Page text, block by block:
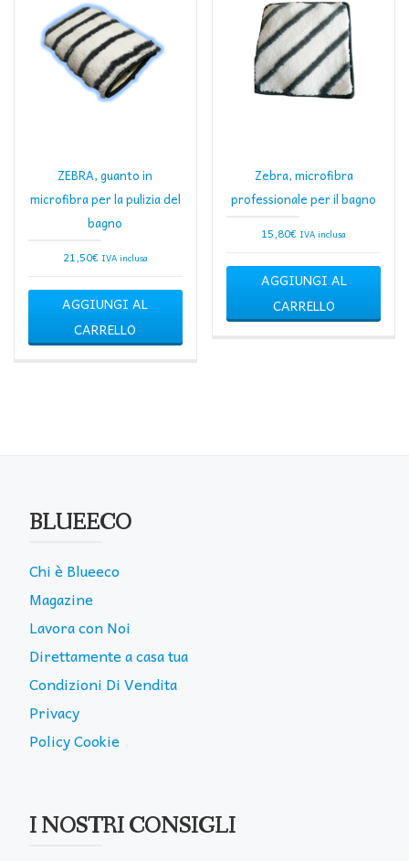
ZEBRA, guanto in
microfibra per la pulizia del
bagno
21,50€ IVA inclusa
AGGIUNGI AL
CARRELLO
Zebra, microfibra
professionale per il bagno
15,80€ IVA inclusa
AGGIUNGI AL
CARRELLO
BLUEECO
Chi è Blueeco
Magazine
Lavora con Noi
Direttamente a casa tua
Condizioni Di Vendita
Privacy
Policy Cookie
I NOSTRI CONSIGLI